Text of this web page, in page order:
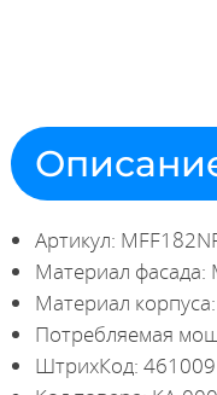
Артикул:
Материал фасада:
Материал
Потребляемая
ШтрихКод: